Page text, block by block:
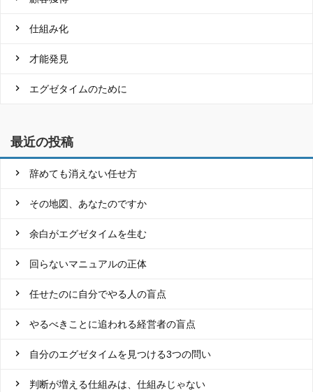
仕組み化
才能発見
エグゼタイムのために
最近の投稿
辞めても消えない任せ方
その地図、あなたのですか
余白がエグゼタイムを生む
回らないマニュアルの正体
任せたのに自分でやる人の盲点
やるべきことに追われる経営者の盲点
自分のエグゼタイムを見つける3つの問い
判断が増える仕組みは、仕組みじゃない